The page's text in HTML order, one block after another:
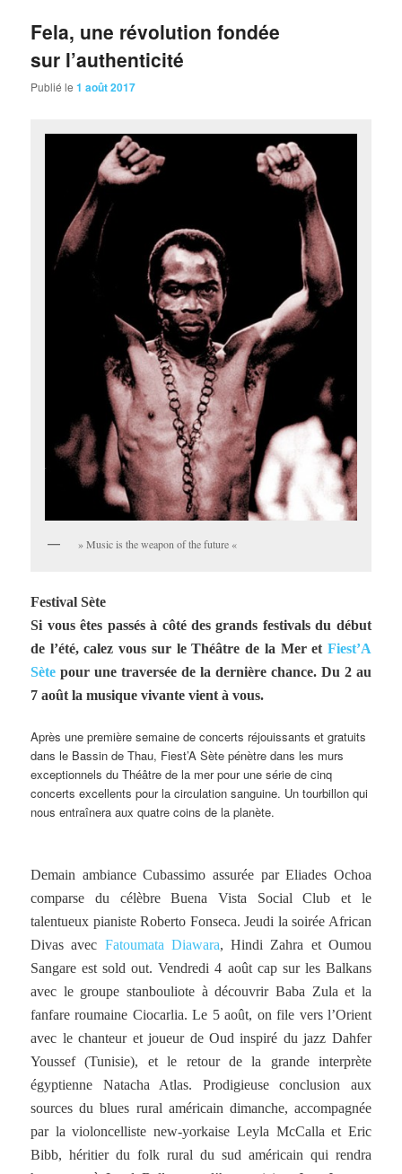
Fela, une révolution fondée
sur l’authenticité
Publié le1 août 2017
» Music is the weapon of the future «
Festival Sète
Si vous êtes passés à côté des grands festivals du début
de l’été, calez vous sur le Théâtre de la Mer et Fiest’A
Sète pour une traversée de la dernière chance. Du 2 au
7 août la musique vivante vient à vous.
Après une première semaine de concerts réjouissants et gratuits
dans le Bassin de Thau, Fiest’A Sète pénètre dans les murs
exceptionnels du Théâtre de la mer pour une série de cinq
concerts excellents pour la circulation sanguine. Un tourbillon qui
nous entraînera aux quatre coins de la planète.
Demain ambiance Cubassimo assurée par Eliades Ochoa
comparse du célèbre Buena Vista Social Club et le
talentueux pianiste Roberto Fonseca. Jeudi la soirée African
Divas avec Fatoumata Diawara, Hindi Zahra et Oumou
Sangare est sold out. Vendredi 4 août cap sur les Balkans
avec le groupe stanbouliote à découvrir Baba Zula et la
fanfare roumaine Ciocarlia. Le 5 août, on file vers l’Orient
avec le chanteur et joueur de Oud inspiré du jazz Dahfer
Youssef (Tunisie), et le retour de la grande interprète
égyptienne Natacha Atlas. Prodigieuse conclusion aux
sources du blues rural américain dimanche, accompagnée
par la violoncelliste new-yorkaise Leyla McCalla et Eric
Bibb, héritier du folk rural du sud américain qui rendra